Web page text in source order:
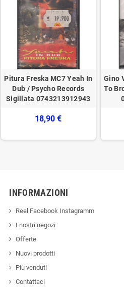
Pitura Freska MC7 Yeah In
Dub / Psycho Records
Sigillata 0743213912943
18,90 €
Gino
To
INFORMAZIONI
Reel Facebook Instagramm
I nostri negozi
Offerte
Nuovi prodotti
Più venduti
Contattaci